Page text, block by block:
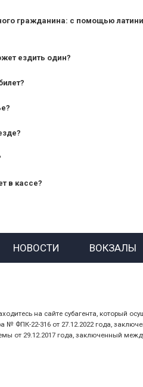
гражданина: с помощью
ездить один?
— от 10 лет и старше;
в кассе?
номер заказа;
НОВОСТИ ВОКЗАЛЫ
на сайте субагента, который
№ ФПК-22-316 от 27.12.2022 года,
от 29.12.2017 года, заключенный